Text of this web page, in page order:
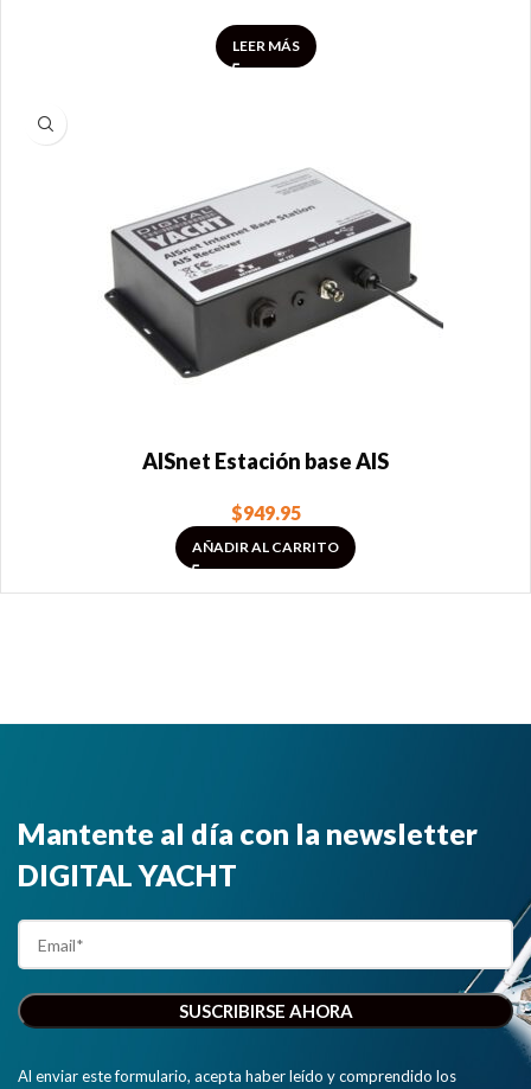
LEER MÁS
AISnet Estación base AIS
$949.95
AÑADIR AL CARRITO
Mantente al día con la newsletter
DIGITAL YACHT
Al enviar este formulario, acepta haber leído y comprendido los